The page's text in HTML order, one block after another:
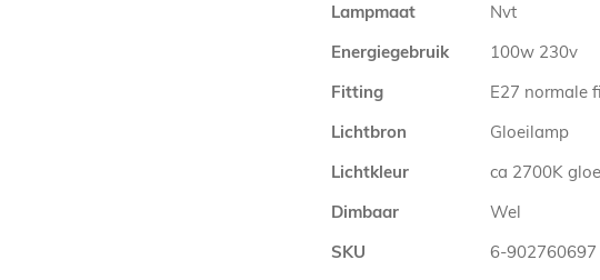
Lampmaat
Nvt
Energiegebruik
100w 230v
Fitting
E27 normale
Lichtbron
Gloeilamp
Lichtkleur
ca 2700K
Dimbaar
Wel
SKU
6-902760697